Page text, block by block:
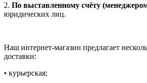
2. По выставленному счёту
юридических лиц.
Наш интернет-магазин предлагает
доставки:
• курьерская;